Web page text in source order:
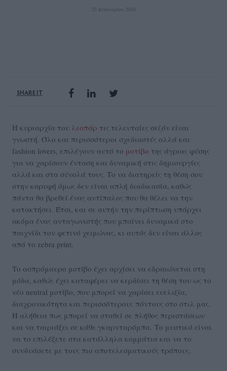
23 Ιανουαρίου 2026
SHARE IT
Η κυριαρχία του λεοπάρ τις τελευταίες σεζόν είναι
γνωστή. Όλο και περισσότεροι σχεδιαστές αλλά και
fashion lovers, επιλέγουν αυτό το μοτίβο της άγριας φύσης
για να χαρίσουν ένταση και δυναμική στις δημιουργίες
αλλά και στα σύνολά τους. Το να διατηρείς τη θέση σου
στην κορυφή όμως δεν είναι απλή διαδικασία, καθώς
πάντα θα βρεθεί ένας αντίπαλος που θα θέλει να την
κατακτήσει. Έτσι, και σε αυτήν την περίπτωση υπάρχει
ακόμα ένας ανταγωνιστής που μπαίνει δυναμικά στο
παιχνίδι τον φετινό χειμώνας, κι αυτός δεν είναι άλλος
από το zebra print.
Το ασπρόμαυρο μοτίβο έχει αρχίσει να εδραιώνεται στη
μόδα, καθώς έχει καταφέρει να κερδίσει τη θέση του ως το
νέο neutral μοτίβο, που μπορεί να χαρίσει ευελιξία,
διαχρονικότητα και περισσότερους πόντους στο στιλ μας.
Η αλήθεια πως μπορεί να σταθεί σε πλήθος περιστάσεων
και να ταιριάξει σε κάθε γκαρνταρόμπα. Το μυστικό είναι
να το επιλέξετε στα κατάλληλα κομμάτια και να το
συνδυάσετε με τους πιο αποτελεσματικούς τρόπους.